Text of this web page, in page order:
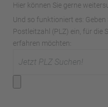
Hier können Sie gerne
Und so funktioniert es: Geben
Postleitzahl (PLZ) ein, für die
erfahren möchten: